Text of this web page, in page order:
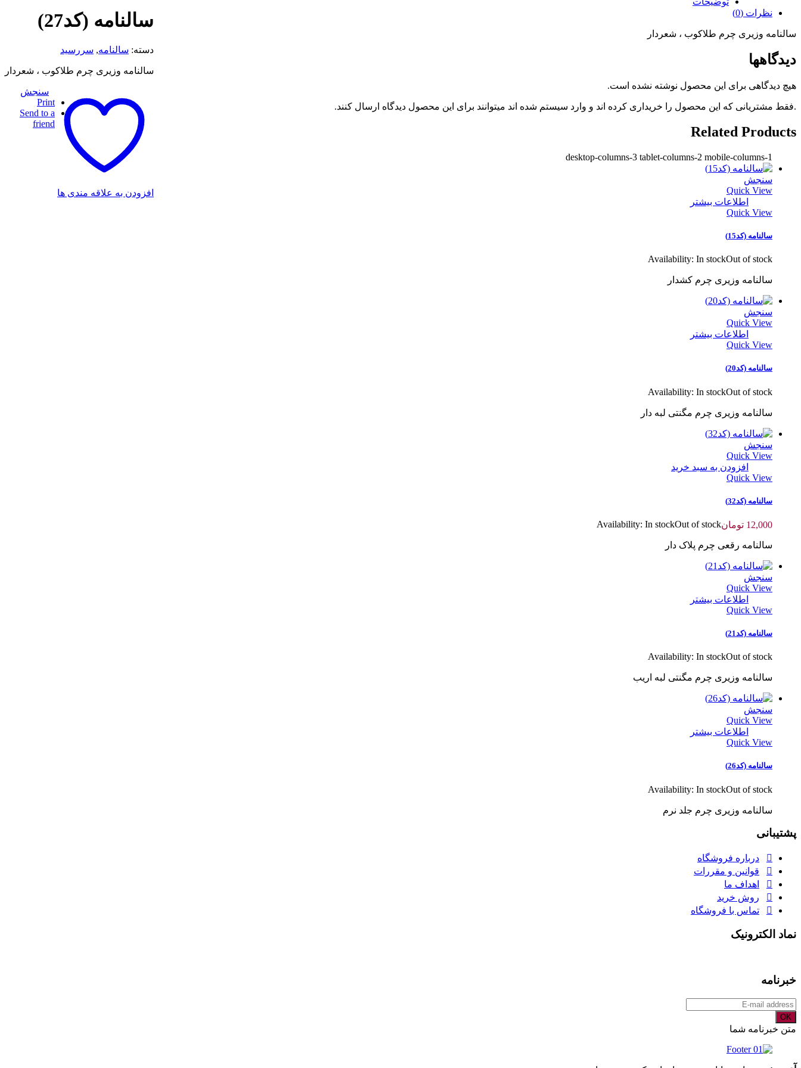
سالنامه (کد27)
دسته: سالنامه, سررسید
سالنامه وزیری چرم طلاکوب ، شعردار
افزودن به علاقه مندی ها
سنجش
Print
Send to a
friend
نظرات (0)
سالنامه وزیری چرم طلاکوب ، شعردار
دیدگاهها
هیچ دیدگاهی برای این محصول نوشته نشده است.
.فقط مشتریانی که این محصول را خریداری کرده اند و وارد سیستم شده اند میتوانند برای این محصول دیدگاه ارسال کنند.
Related Products
desktop-columns-3 tablet-columns-2 mobile-columns-1
سنجش
Quick View
اطلاعات بیشتر
Quick View
سالنامه (کد15)
Availability: In stockOut of stock
سالنامه وزیری چرم کشدار
سنجش
Quick View
اطلاعات بیشتر
Quick View
سالنامه (کد20)
Availability: In stockOut of stock
سالنامه وزیری چرم مگنتی لبه دار
سنجش
Quick View
افزودن به سبد خرید
Quick View
سالنامه (کد32)
12,000 تومان Availability: In stockOut of stock
سالنامه رقعی چرم پلاک دار
سنجش
Quick View
اطلاعات بیشتر
Quick View
سالنامه (کد21)
Availability: In stockOut of stock
سالنامه وزیری چرم مگنتی لبه اریب
سنجش
Quick View
اطلاعات بیشتر
Quick View
سالنامه (کد26)
Availability: In stockOut of stock
سالنامه وزیری چرم جلد نرم
پشتیبانی
درباره فروشگاه
قوانین و مقررات
اهداف ما
روش خرید
تماس با فروشگاه
نماد الکترونیک
خبرنامه
OK
متن خبرنامه شما